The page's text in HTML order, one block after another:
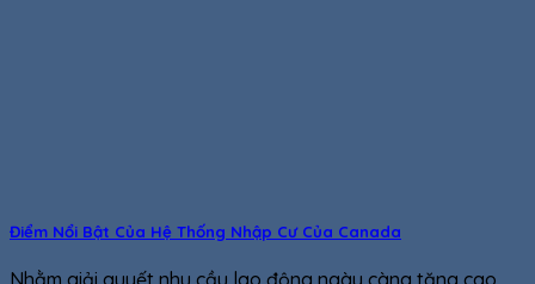
Điểm Nổi Bật Của Hệ Thống Nhập Cư Của Canada